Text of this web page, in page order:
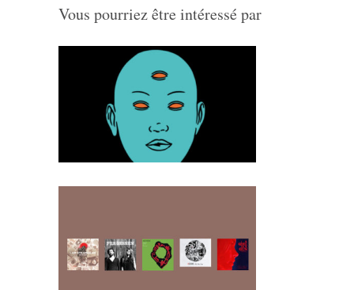
Vous pourriez être intéressé par